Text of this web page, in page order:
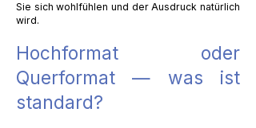
Sie sich wohlfühlen und der Ausdruck natürlich
wird.
Hochformat oder
Querformat — was ist
standard?